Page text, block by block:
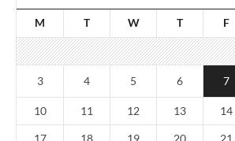
M T W T F
3 4 5 6 7
10 11 12 13 14
17 18 19 20 21